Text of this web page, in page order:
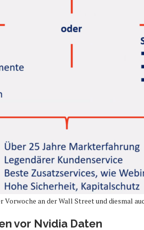
an der Wall Street und diesmal
vor Nvidia Daten